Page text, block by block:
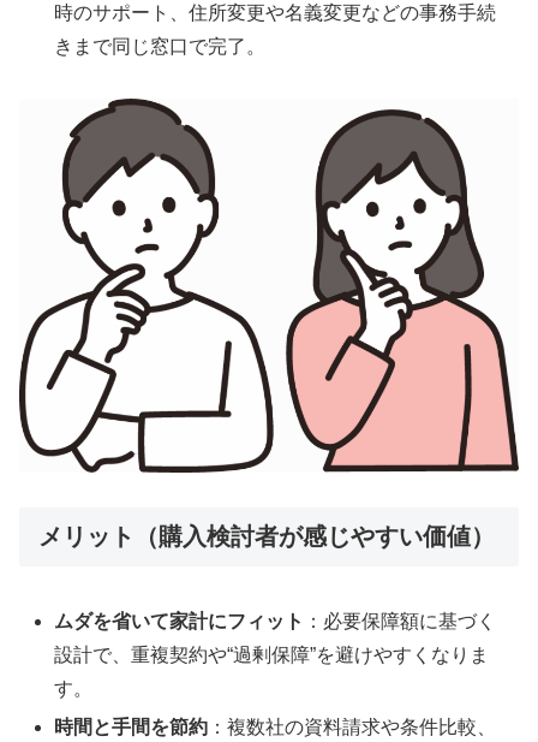
時のサポート、住所変更や名義変更などの事務手続
きまで同じ窓口で完了。
メリット（購入検討者が感じやすい価値）
ムダを省いて家計にフィット ：必要保障額に基づく
設計で、重複契約や“過剰保障”を避けやすくなりま
す。
時間と手間を節約 ：複数社の資料請求や条件比較、